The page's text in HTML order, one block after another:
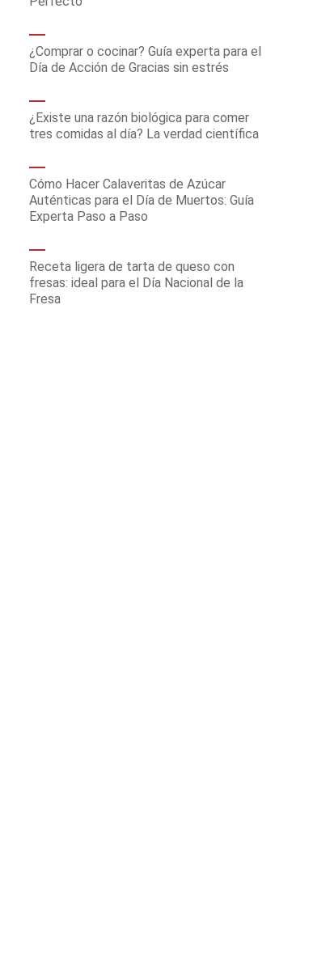
¿Comprar o cocinar? Guía experta para el
Día de Acción de Gracias sin estrés
¿Existe una razón biológica para comer
tres comidas al día? La verdad científica
Cómo Hacer Calaveritas de Azúcar
Auténticas para el Día de Muertos: Guía
Experta Paso a Paso
Receta ligera de tarta de queso con
fresas: ideal para el Día Nacional de la
Fresa